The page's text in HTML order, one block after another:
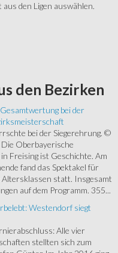
den Ligen auswählen.
den Bezirken
bei der
bei der Siegerehrung. ©
Oberbayerische
Freising ist Geschichte. Am
fand das Spektakel für
Altersklassen statt. Insgesamt
auf dem Programm. 355...
Westendorf siegt
Alle vier
stellten sich zum